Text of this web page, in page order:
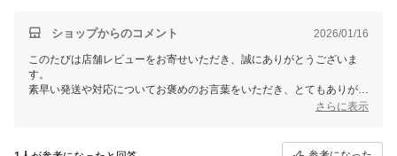
ショップからのコメント 2026/01/16
このたびは店舗レビューをお寄せいただき、誠にありがとうございま
す。
素早い発送や対応についてお褒めのお言葉をいただき、とてもありがた
さらに表示